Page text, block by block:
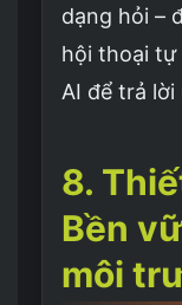
dạng hỏi –
hội thoại tự
AI để trả
8.
Bền
môi